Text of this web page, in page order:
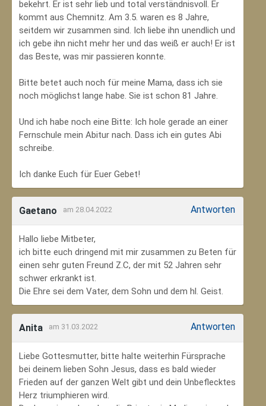
bekehrt. Er ist sehr lieb und total verständnisvoll. Er
kommt aus Chemnitz. Am 3.5. waren es 8 Jahre,
seitdem wir zusammen sind. Ich liebe ihn unendlich und
ich gebe ihn nicht mehr her und das weiß er auch! Er ist
das Beste, was mir passieren konnte.
Bitte betet auch noch für meine Mama, dass ich sie
noch möglichst lange habe. Sie ist schon 81 Jahre.
Und ich habe noch eine Bitte: Ich hole gerade an einer
Fernschule mein Abitur nach. Dass ich ein gutes Abi
schreibe.
Ich danke Euch für Euer Gebet!
Gaetano am 28.04.2022 Antworten
Hallo liebe Mitbeter,
ich bitte euch dringend mit mir zusammen zu Beten für
einen sehr guten Freund Z.C, der mit 52 Jahren sehr
schwer erkrankt ist.
Die Ehre sei dem Vater, dem Sohn und dem hl. Geist.
Anita am 31.03.2022 Antworten
Liebe Gottesmutter, bitte halte weiterhin Fürsprache
bei deinem lieben Sohn Jesus, dass es bald wieder
Frieden auf der ganzen Welt gibt und dein Unbeflecktes
Herz triumphieren wird.